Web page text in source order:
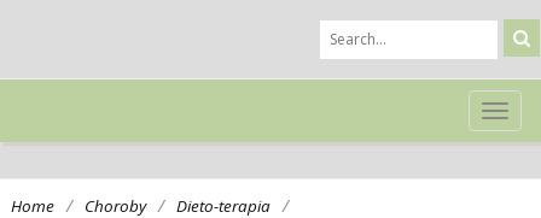
Home / Choroby / Dieto-terapia /